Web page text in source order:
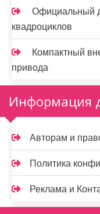
Официальный
квадроциклов
Компактный
привода
Информация
Авторам и
Политика
Реклама и